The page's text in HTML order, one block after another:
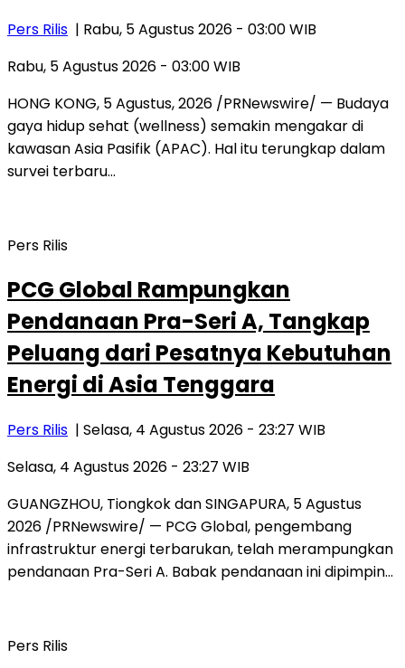
Pers Rilis | Rabu, 5 Agustus 2026 - 03:00 WIB
Rabu, 5 Agustus 2026 - 03:00 WIB
HONG KONG, 5 Agustus, 2026 /PRNewswire/ — Budaya
gaya hidup sehat (wellness) semakin mengakar di
kawasan Asia Pasifik (APAC). Hal itu terungkap dalam
survei terbaru…
Pers Rilis
PCG Global Rampungkan
Pendanaan Pra-Seri A, Tangkap
Peluang dari Pesatnya Kebutuhan
Energi di Asia Tenggara
Pers Rilis | Selasa, 4 Agustus 2026 - 23:27 WIB
Selasa, 4 Agustus 2026 - 23:27 WIB
GUANGZHOU, Tiongkok dan SINGAPURA, 5 Agustus
2026 /PRNewswire/ — PCG Global, pengembang
infrastruktur energi terbarukan, telah merampungkan
pendanaan Pra-Seri A. Babak pendanaan ini dipimpin…
Pers Rilis